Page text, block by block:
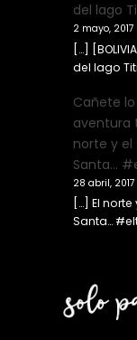
del lago
2 mayo, 2017
[…]
del lago
Cañete
aventura
norte y el
Santa…
28 abril, 2017
[…] El
Santa…